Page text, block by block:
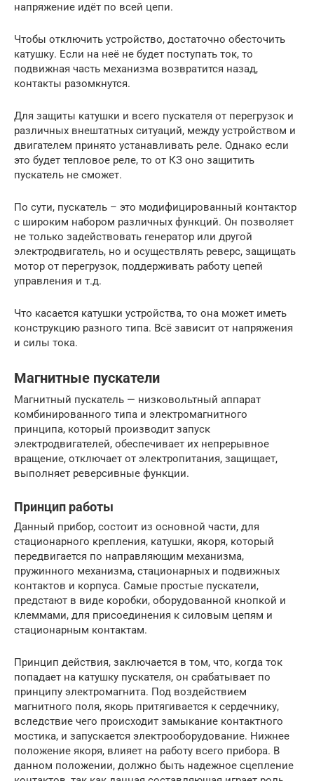
напряжение идёт по всей цепи.
Чтобы отключить устройство, достаточно обесточить
катушку. Если на неё не будет поступать ток, то
подвижная часть механизма возвратится назад,
контакты разомкнутся.
Для защиты катушки и всего пускателя от перегрузок и
различных внештатных ситуаций, между устройством и
двигателем принято устанавливать реле. Однако если
это будет тепловое реле, то от КЗ оно защитить
пускатель не сможет.
По сути, пускатель – это модифицированный контактор
с широким набором различных функций. Он позволяет
не только задействовать генератор или другой
электродвигатель, но и осуществлять реверс, защищать
мотор от перегрузок, поддерживать работу цепей
управления и т.д.
Что касается катушки устройства, то она может иметь
конструкцию разного типа. Всё зависит от напряжения
и силы тока.
Магнитные пускатели
Магнитный пускатель — низковольтный аппарат
комбинированного типа и электромагнитного
принципа, который производит запуск
электродвигателей, обеспечивает их непрерывное
вращение, отключает от электропитания, защищает,
выполняет реверсивные функции.
Принцип работы
Данный прибор, состоит из основной части, для
стационарного крепления, катушки, якоря, который
передвигается по направляющим механизма,
пружинного механизма, стационарных и подвижных
контактов и корпуса. Самые простые пускатели,
предстают в виде коробки, оборудованной кнопкой и
клеммами, для присоединения к силовым цепям и
стационарным контактам.
Принцип действия, заключается в том, что, когда ток
попадает на катушку пускателя, он срабатывает по
принципу электромагнита. Под воздействием
магнитного поля, якорь притягивается к сердечнику,
вследствие чего происходит замыкание контактного
мостика, и запускается электрооборудование. Нижнее
положение якоря, влияет на работу всего прибора. В
данном положении, должно быть надежное сцепление